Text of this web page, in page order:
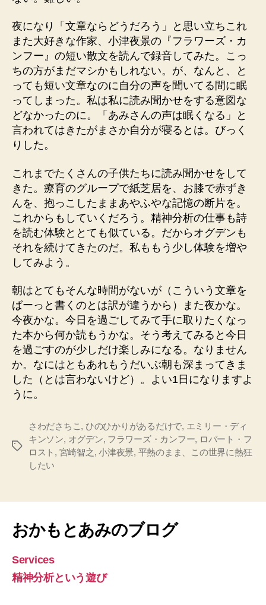
夜になり「文章ならどうだろう」と思い立ちこれ
また大好きな作家、小津夜景の『フラワーズ・カ
ンフー』の短い散文を読んで録音してみた。こっ
ちの方がまだマシかもしれない。が、なんと、と
っても短い文章なのに自分の声を聞いてる間に眠
ってしまった。私は私に読み聞かせをする意図な
どなかったのに。「あみさんの声は眠くなる」と
言われてはきたがまさか自分が寝るとは。びっく
りした。
これまでたくさんの子供たちに読み聞かせをして
きた。療育のグループで紙芝居を、お膝で赤ずき
んを、抱っこしたままあやふやな記憶の断片を。
これからもしていくだろう。精神分析の仕事も詩
を読む体験ととても似ている。だからオグデンも
それを続けてきたのだ。私ももう少し体験を増や
してみよう。
朝はとてもそんな時間がないが（こういう文章を
ばーっと書くのとは訳が違うから）また夜かな。
今夜かな。今日を過ごしてみて手に取りたくなっ
た本から何か読もうかな。そう考えてみると今日
を過ごすのが少しだけ楽しみになる。なりません
か。なにはともあれもうだいぶ朝も深まってきま
した（とは言わないけど）。よい1日になりますよ
うに。
タ
さわださちこ , ひのひかりがあるだけで, エミリー・ディ
キンソン, オグデン, フラワーズ・カンフー, ロバート・フ
ロスト , 宮崎智之,小津夜景, 平熱のまま、この世界に熱狂
したい
おかもとあみのブログ
Services
精神分析という遊び